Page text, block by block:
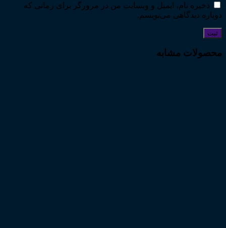
ذخیره نام، ایمیل و وبسایت من در مرورگر برای زمانی که
دوباره دیدگاهی می‌نویسم.
محصولات مشابه